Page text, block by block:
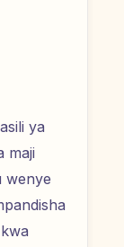
ya
maji
wenye